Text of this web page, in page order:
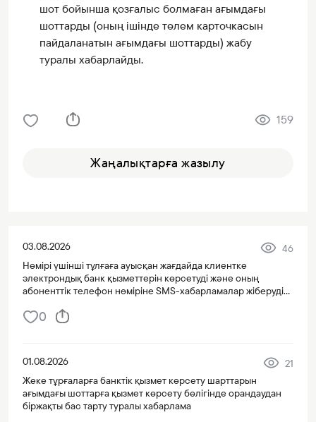
шот бойынша қозғалыс болмаған ағымдағы
шоттарды (оның ішінде төлем карточкасын
пайдаланатын ағымдағы шоттарды) жабу
туралы хабарлайды.
159
Жаңалықтарға жазылу
03.08.2026
46
Нөмірі үшінші тұлғаға ауысқан жағдайда клиентке
электрондық банк қызметтерін көрсетуді және оның
абоненттік телефон нөміріне SMS-хабарламалар жіберуді
0
01.08.2026
21
Жеке тұрғаларға банктік қызмет көрсету шарттарын
ағымдағы шоттарға қызмет көрсету бөлігінде орандаудан
біржақты бас тарту туралы хабарлама